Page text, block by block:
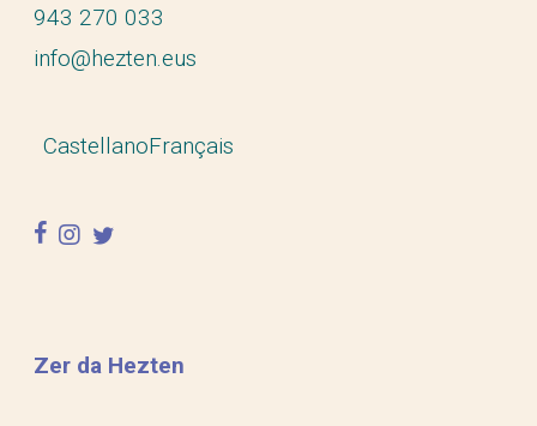
943 270 033
info@hezten.eus
CastellanoFrançais
facebook
instagram
twitter
Zer da Hezten